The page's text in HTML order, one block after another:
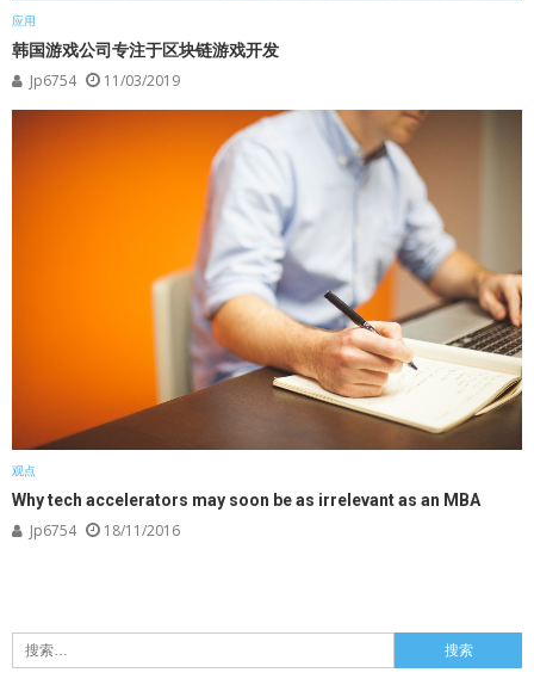
应用
韩国游戏公司专注于区块链游戏开发
Jp6754 11/03/2019
观点
Why tech accelerators may soon be as irrelevant as an MBA
Jp6754 18/11/2016
搜
索：